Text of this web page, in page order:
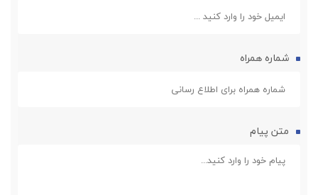
شماره همراه
متن پیام